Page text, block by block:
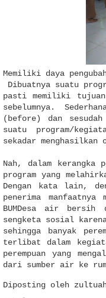
Memiliki daya
Dibuatnya suatu
pasti memiliki
sebelumnya.
(before) dan
suatu program/
sekadar
Nah, dalam kerangka
program yang
Dengan kata lain,
penerima
BUMDesa air bersih
sengketa sosial
sehingga banyak
terlibat dalam
perempuan yang
dari sumber air ke
Diposting oleh